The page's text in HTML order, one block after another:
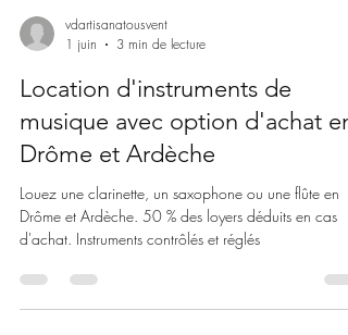
vdartisanatousvent
1 juin
3 min de lecture
Location d'instruments de
musique avec option d'achat en
Drôme et Ardèche
Louez une clarinette, un saxophone ou une flûte en
Drôme et Ardèche. 50 % des loyers déduits en cas
d'achat. Instruments contrôlés et réglés